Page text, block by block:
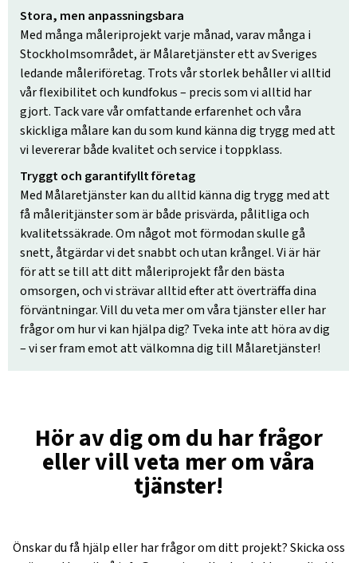
Stora, men anpassningsbara
Med många måleriprojekt varje månad, varav många i
Stockholmsområdet, är Målaretjänster ett av Sveriges
ledande måleriföretag. Trots vår storlek behåller vi alltid
vår flexibilitet och kundfokus – precis som vi alltid har
gjort. Tack vare vår omfattande erfarenhet och våra
skickliga målare kan du som kund känna dig trygg med att
vi levererar både kvalitet och service i toppklass.
Tryggt och garantifyllt företag
Med Målaretjänster kan du alltid känna dig trygg med att
få måleritjänster som är både prisvärda, pålitliga och
kvalitetssäkrade. Om något mot förmodan skulle gå
snett, åtgärdar vi det snabbt och utan krångel. Vi är här
för att se till att ditt måleriprojekt får den bästa
omsorgen, och vi strävar alltid efter att överträffa dina
förväntningar. Vill du veta mer om våra tjänster eller har
frågor om hur vi kan hjälpa dig? Tveka inte att höra av dig
– vi ser fram emot att välkomna dig till Målaretjänster!
Hör av dig om du har frågor
eller vill veta mer om våra
tjänster!
Önskar du få hjälp eller har frågor om ditt projekt? Skicka oss